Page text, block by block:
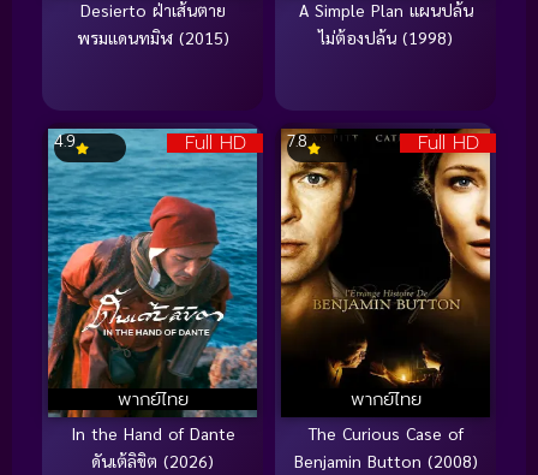
Desierto ฝ่าเส้นตาย
พรมแดนทมิฬ (2015)
A Simple Plan แผนปล้น
ไม่ต้องปล้น (1998)
Full HD
พากย์ไทย
4.9
In the Hand of Dante
ดันเต้ลิขิต (2026)
Full HD
พากย์ไทย
7.8
The Curious Case of
Benjamin Button (2008)